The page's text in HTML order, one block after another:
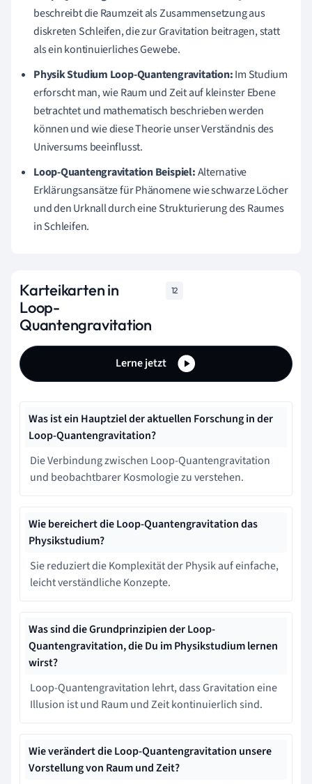
beschreibt die Raumzeit als Zusammensetzung aus
diskreten Schleifen, die zur Gravitation beitragen, statt
als ein kontinuierliches Gewebe.
Physik Studium Loop-Quantengravitation:Im Studium
erforscht man, wie Raum und Zeit auf kleinster Ebene
betrachtet und mathematisch beschrieben werden
können und wie diese Theorie unser Verständnis des
Universums beeinflusst.
Loop-Quantengravitation Beispiel:Alternative
Erklärungsansätze für Phänomene wie schwarze Löcher
und den Urknall durch eine Strukturierung des Raumes
in Schleifen.
Karteikarten in
Loop-
Quantengravitation
12
Lerne jetzt
Was ist ein Hauptziel der aktuellen Forschung in der
Loop-Quantengravitation?
Die Verbindung zwischen Loop-Quantengravitation
und beobachtbarer Kosmologie zu verstehen.
Wie bereichert die Loop-Quantengravitation das
Physikstudium?
Sie reduziert die Komplexität der Physik auf einfache,
leicht verständliche Konzepte.
Was sind die Grundprinzipien der Loop-
Quantengravitation, die Du im Physikstudium lernen
wirst?
Loop-Quantengravitation lehrt, dass Gravitation eine
Illusion ist und Raum und Zeit kontinuierlich sind.
Wie verändert die Loop-Quantengravitation unsere
Vorstellung von Raum und Zeit?